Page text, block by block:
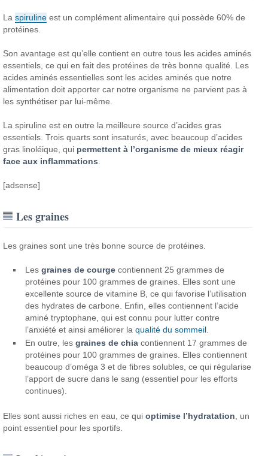
Laspiruline est un complément alimentaire qui possède 60% de
protéines.
Son avantage est qu’elle contient en outre tous les acides aminés
essentiels, ce qui en fait des protéines de très bonne qualité.
Les
acides aminés essentielles sont les acides aminés que notre
alimentation doit apporter car notre organisme ne parvient pas à
les synthétiser par lui-même.
La spiruline est en outre la meilleure source d’acides gras
essentiels. Trois quarts sont insaturés, avec beaucoup d’acides
gras linoléique, qui permettent à l’organisme de mieux réagir
face aux inflammations
[adsense]
Les graines
Les graines sont une très bonne source de protéines.
Lesgraines de courge contiennent 25 grammes de
protéines pour 100 grammes de graines. Elles sont une
excellente source de vitamine B, ce qui favorise l’utilisation
des hydrates de carbone.
Enfin, elles contiennent l’acide
aminé tryptophane, qui est connu pour lutter contre
l’anxiété et ainsi améliorer laqualité du sommeil
En outre, lesgraines de chia contiennent 17 grammes de
protéines pour 100 grammes de graines. Elles contiennent
beaucoup d’oméga 3 et de fibres solubles, ce qui régularise
l’apport de sucre dans le sang (essentiel pour les efforts
continues).
Elles sont aussi riches en eau, ce quioptimise l’hydratation , un
point essentiel pour les sportifs.